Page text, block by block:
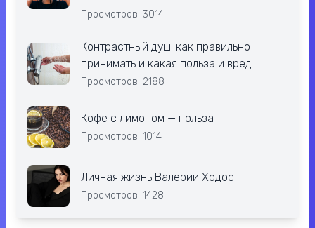
Просмотров: 3014
Контрастный душ: как правильно
принимать и какая польза и вред
Просмотров: 2188
Кофе с лимоном — польза
Просмотров: 1014
Личная жизнь Валерии Ходос
Просмотров: 1428